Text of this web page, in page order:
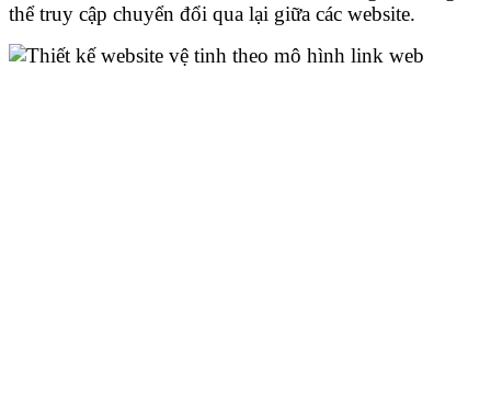
thể truy cập chuyển đổi qua lại giữa các website.